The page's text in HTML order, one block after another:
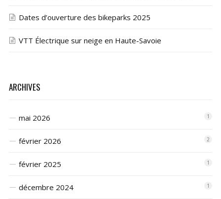
Dates d’ouverture des bikeparks 2025
VTT Électrique sur neige en Haute-Savoie
ARCHIVES
mai 2026 1
février 2026 2
février 2025 1
décembre 2024 1